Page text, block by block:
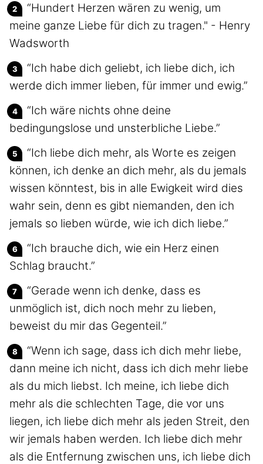
“Hundert Herzen wären zu wenig, um
meine ganze Liebe für dich zu tragen." - Henry
Wadsworth
“Ich habe dich geliebt, ich liebe dich, ich
werde dich immer lieben, für immer und ewig.”
“Ich wäre nichts ohne deine
bedingungslose und unsterbliche Liebe.”
“Ich liebe dich mehr, als Worte es zeigen
können, ich denke an dich mehr, als du jemals
wissen könntest, bis in alle Ewigkeit wird dies
wahr sein, denn es gibt niemanden, den ich
jemals so lieben würde, wie ich dich liebe.”
“Ich brauche dich, wie ein Herz einen
Schlag braucht.”
“Gerade wenn ich denke, dass es
unmöglich ist, dich noch mehr zu lieben,
beweist du mir das Gegenteil.”
“Wenn ich sage, dass ich dich mehr liebe,
dann meine ich nicht, dass ich dich mehr liebe
als du mich liebst. Ich meine, ich liebe dich
mehr als die schlechten Tage, die vor uns
liegen, ich liebe dich mehr als jeden Streit, den
wir jemals haben werden. Ich liebe dich mehr
als die Entfernung zwischen uns, ich liebe dich